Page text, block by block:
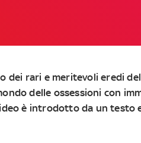
dei rari e meritevoli eredi
delle ossessioni con
è introdotto da un testo